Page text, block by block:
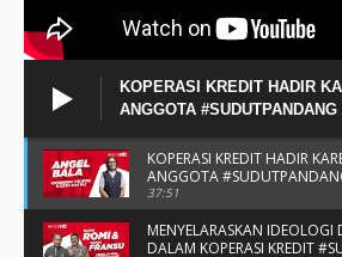
KOPERASI KREDIT HADIR
ANGGOTA
KOPERASI KREDIT HADIR
ANGGOTA
37:51
MENYELARASKAN IDEOLOGI
DALAM KOPERASI KREDIT